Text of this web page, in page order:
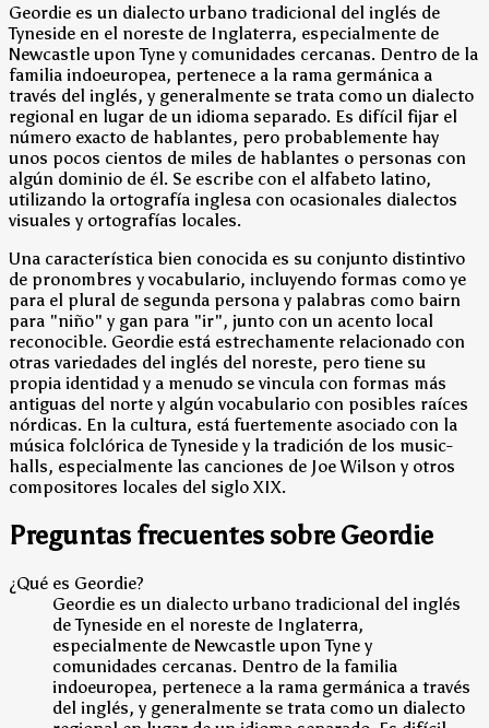
Geordie es un dialecto urbano tradicional del inglés de
Tyneside en el noreste de Inglaterra, especialmente de
Newcastle upon Tyne y comunidades cercanas. Dentro de la
familia indoeuropea, pertenece a la rama germánica a
través del inglés, y generalmente se trata como un dialecto
regional en lugar de un idioma separado. Es difícil fijar el
número exacto de hablantes, pero probablemente hay
unos pocos cientos de miles de hablantes o personas con
algún dominio de él. Se escribe con el alfabeto latino,
utilizando la ortografía inglesa con ocasionales dialectos
visuales y ortografías locales.
Una característica bien conocida es su conjunto distintivo
de pronombres y vocabulario, incluyendo formas como ye
para el plural de segunda persona y palabras como bairn
para "niño" y gan para "ir", junto con un acento local
reconocible. Geordie está estrechamente relacionado con
otras variedades del inglés del noreste, pero tiene su
propia identidad y a menudo se vincula con formas más
antiguas del norte y algún vocabulario con posibles raíces
nórdicas. En la cultura, está fuertemente asociado con la
música folclórica de Tyneside y la tradición de los music-
halls, especialmente las canciones de Joe Wilson y otros
compositores locales del siglo XIX.
Preguntas frecuentes sobre Geordie
¿Qué es Geordie?
Geordie es un dialecto urbano tradicional del inglés
de Tyneside en el noreste de Inglaterra,
especialmente de Newcastle upon Tyne y
comunidades cercanas. Dentro de la familia
indoeuropea, pertenece a la rama germánica a través
del inglés, y generalmente se trata como un dialecto